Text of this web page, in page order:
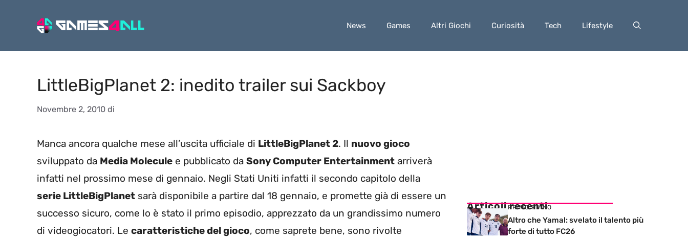
News Games Altri Giochi Curiosità Tech Lifestyle
LittleBigPlanet 2: inedito trailer sui Sackboy
Novembre 2, 2010 di
Manca ancora qualche mese all’uscita ufficiale di LittleBigPlanet 2. Il nuovo gioco
sviluppato da Media Molecule e pubblicato da Sony Computer Entertainment arriverà
infatti nel prossimo mese di gennaio. Negli Stati Uniti infatti il secondo capitolo della
serie LittleBigPlanet sarà disponibile a partire dal 18 gennaio, e promette già di essere un
successo sicuro, come lo è stato il primo episodio, apprezzato da un grandissimo numero
di videogiocatori. Le caratteristiche del gioco, come saprete bene, sono rivolte
Articoli recenti
PRIMO PIANO
Altro che Yamal: svelato il talento più
forte di tutto FC26